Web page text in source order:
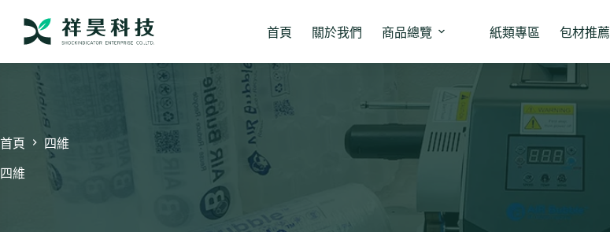
要
首頁 關於我們 商品總覽 紙類專區 包材推薦
首頁 四維
四維